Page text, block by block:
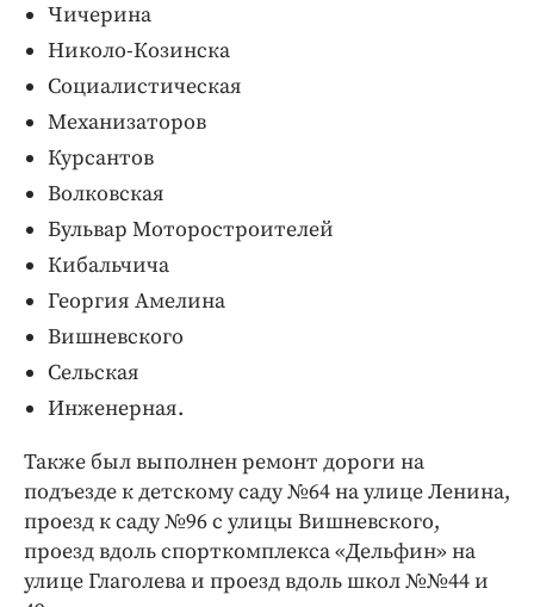
Чичерина
Николо-Козинска
Социалистическая
Механизаторов
Курсантов
Волковская
Бульвар Моторостроителей
Кибальчича
Георгия Амелина
Вишневского
Сельская
Инженерная.
Также был выполнен ремонт дороги на
подъезде к детскому саду №64 на улице Ленина,
проезд к саду №96 с улицы Вишневского,
проезд вдоль спорткомплекса «Дельфин» на
улице Глаголева и проезд вдоль школ №№44 и